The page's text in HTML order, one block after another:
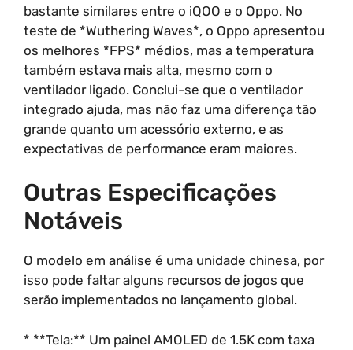
bastante similares entre o iQOO e o Oppo. No
teste de *Wuthering Waves*, o Oppo apresentou
os melhores *FPS* médios, mas a temperatura
também estava mais alta, mesmo com o
ventilador ligado. Conclui-se que o ventilador
integrado ajuda, mas não faz uma diferença tão
grande quanto um acessório externo, e as
expectativas de performance eram maiores.
Outras Especificações
Notáveis
O modelo em análise é uma unidade chinesa, por
isso pode faltar alguns recursos de jogos que
serão implementados no lançamento global.
* **Tela:** Um painel AMOLED de 1.5K com taxa